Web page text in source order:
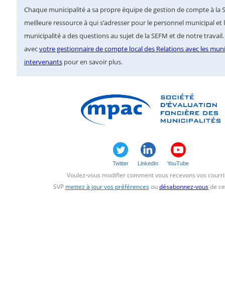
Chaque municipalité a sa propre équipe de gestion de compte à la
meilleure ressource à qui s’adresser pour le personnel municipal et
municipalité a des questions au sujet de la SEFM et de notre
avecvotre gestionnaire de compte local des Relations avec les
intervenants pour en savoir plus.
Twitter LinkedIn YouTube
Voulez-vous modifier comment vous recevons vos
SVP mettez à jour vos préférencesoudésabonnez-vous de